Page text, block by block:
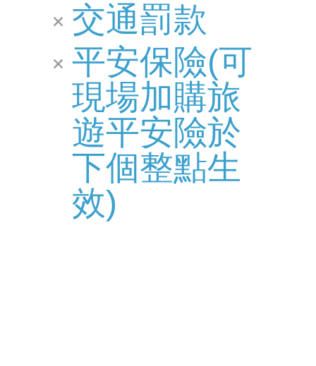
交通罰款
平安保險(可
現場加購旅
遊平安險於
下個整點生
效)